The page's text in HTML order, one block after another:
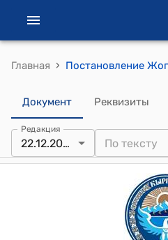
Главная ›
Документ Реквизиты
Редакция
22.12.2021